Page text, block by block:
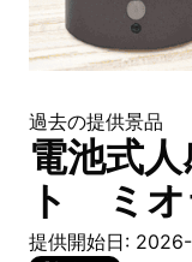
過去の提供景品
電池式
ト ミオ
提供開始日: